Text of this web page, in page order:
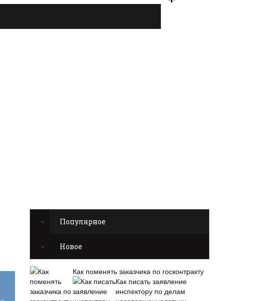
Популярное
Новое
Как поменять заказчика по госконтракту
Как писать заявление
инспектору по делам